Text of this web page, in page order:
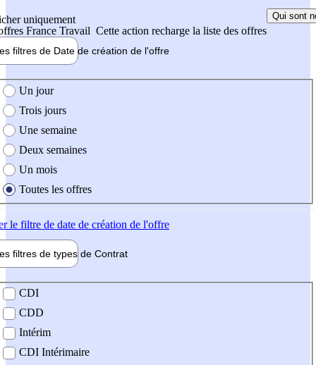
uniquement
France Travail Cette action recharge la liste des offres
Qui sont
filtres de Date de création de l'offre
création de l'offre
Un jour
Trois jours
Une semaine
Deux semaines
Un mois
Toutes les offres
le filtre de date de création de l'offre
filtres de types de Contrat
contrat
CDI
CDD
Intérim
CDI Intérimaire